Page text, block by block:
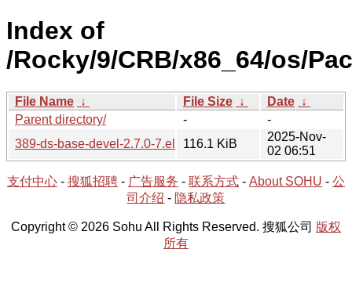
Index of
/Rocky/9/CRB/x86_64/os/
File Name ↓ File Size ↓ Date ↓
Parent directory/
-
-
389-ds-base-devel-2.7.0-7.el9.x86_64.rpm
116.1 KiB
2025-Nov-
02 06:51
支付中心 - 搜狐招聘 - 广告服务 - 联系方式 - About SOHU - 公
司介绍 - 隐私政策
Copyright © 2026 Sohu All Rights Reserved. 搜狐公司 版权
所有